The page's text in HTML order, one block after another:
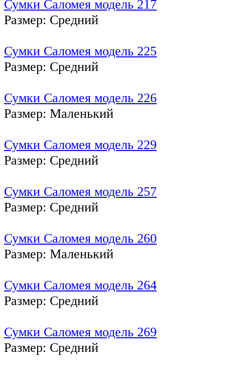
Сумки Саломея модель 217
Размер: Средний
Сумки Саломея модель 225
Размер: Средний
Сумки Саломея модель 226
Размер: Маленький
Сумки Саломея модель 229
Размер: Средний
Сумки Саломея модель 257
Размер: Средний
Сумки Саломея модель 260
Размер: Маленький
Сумки Саломея модель 264
Размер: Средний
Сумки Саломея модель 269
Размер: Средний